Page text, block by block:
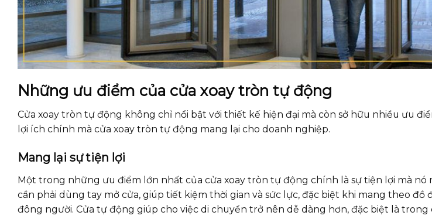
Những ưu điểm của cửa xoay tròn tự động
Cửa xoay tròn tự động không chỉ nổi bật với thiết kế hiện đại mà còn sở hữu nhiều ưu
lợi ích chính mà cửa xoay tròn tự động mang lại cho doanh nghiệp.
Mang lại sự tiện lợi
Một trong những ưu điểm lớn nhất của cửa xoay tròn tự động chính là sự tiện lợi mà nó
cần phải dùng tay mở cửa, giúp tiết kiệm thời gian và sức lực, đặc biệt khi mang theo
đông người. Cửa tự động giúp cho việc di chuyển trở nên dễ dàng hơn, đặc biệt là